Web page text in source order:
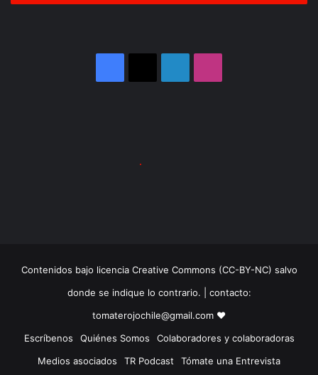
correo
Contenidos bajo licencia Creative Commons (CC-BY-NC) salvo
donde se indique lo contrario. | contacto:
tomaterojochile@gmail.com ♥
Escríbenos
Quiénes Somos
Colaboradores y colaboradoras
Medios asociados
TR Podcast Tómate una Entrevista